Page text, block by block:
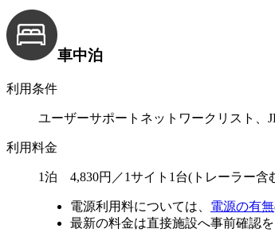
車中泊
利用条件
ユーザーサポートネットワークリスト、
利用料金
1泊 4,830円／1サイト1台(トレーラー含
電源利用料については、 電源の有無
最新の料金は直接施設へ事前確認を